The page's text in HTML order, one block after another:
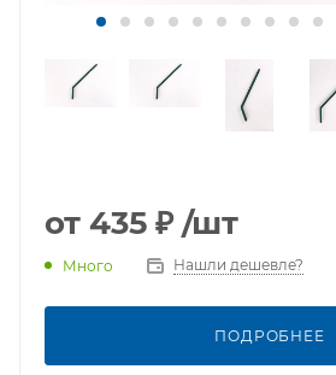
от 435 ₽ /шт
Много Нашли дешевле?
ПОДРОБНЕЕ